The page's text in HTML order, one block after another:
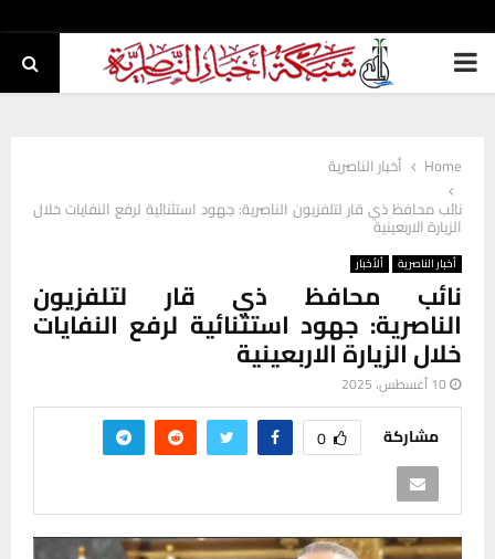
PRIMARY
Home
أخبار الناصرية
نائب محافظ ذي قار لتلفزيون الناصرية: جهود استثنائية لرفع النفايات خلال
الزيارة الاربعينية
أخبار الناصرية ألأخبار
نائب محافظ ذي قار لتلفزيون
الناصرية: جهود استثنائية لرفع النفايات
خلال الزيارة الاربعينية
10 أغسطس، 2025
مشاركة 0